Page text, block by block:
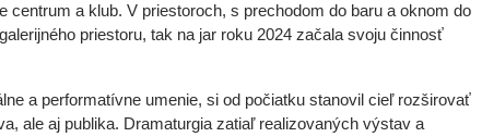
centrum a klub. V priestoroch, s prechodom do baru a oknom do
priestoru, tak na jar roku 2024 začala svoju činnosť
a performatívne umenie, si od počiatku stanovil cieľ rozširovať
ale aj publika. Dramaturgia zatiaľ realizovaných výstav a